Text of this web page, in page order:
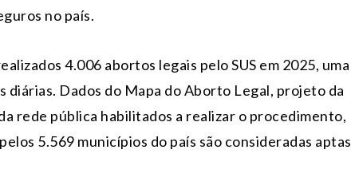
no país.
4.006 abortos legais pelo SUS em 2025, uma
diárias. Dados do Mapa do Aborto Legal, projeto da
rede pública habilitados a realizar o procedimento,
5.569 municípios do país são consideradas aptas